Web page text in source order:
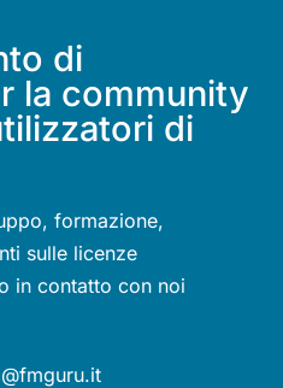
di
la community
di
formazione,
sulle licenze
in contatto con noi